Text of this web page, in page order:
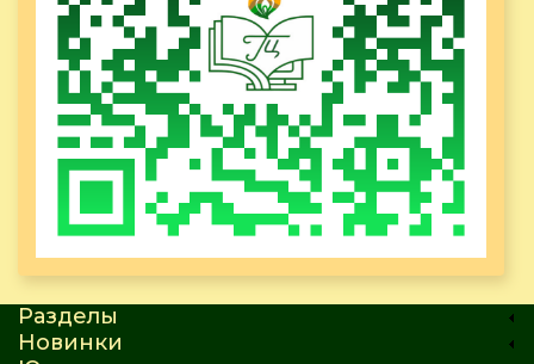
Разделы
Новинки